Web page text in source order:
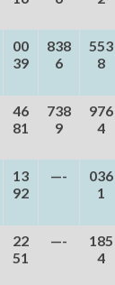
00
39
838
6
553
8
46
81
738
9
976
4
13
92
—-
036
1
22
51
—-
185
4